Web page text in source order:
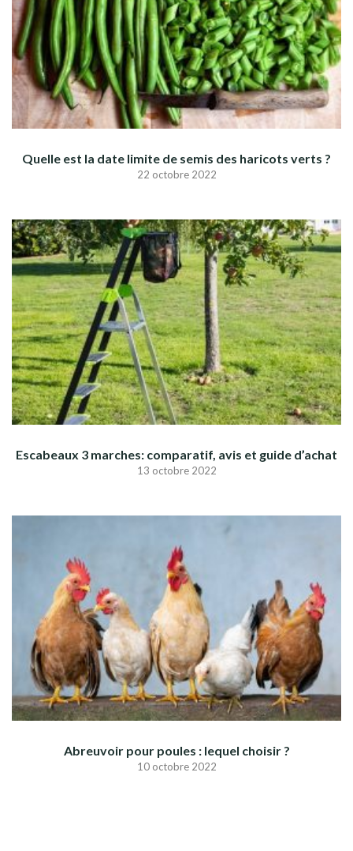
Quelle est la date limite de semis des haricots verts ?
22 octobre 2022
Escabeaux 3 marches: comparatif, avis et guide d’achat
13 octobre 2022
Abreuvoir pour poules : lequel choisir ?
10 octobre 2022